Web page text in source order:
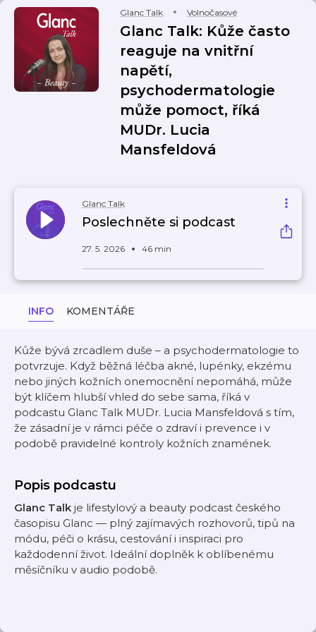
Glanc Talk Volnočasové
Glanc Talk: Kůže často
reaguje na vnitřní
napětí,
psychodermatologie
může pomoct, říká
MUDr. Lucia
Mansfeldová
Glanc Talk
Poslechněte si podcast
27. 5. 2026 46 min
INFO KOMENTÁŘE
Kůže bývá zrcadlem duše – a psychodermatologie to
potvrzuje. Když běžná léčba akné, lupénky, ekzému
nebo jiných kožních onemocnění nepomáhá, může
být klíčem hlubší vhled do sebe sama, říká v
podcastu Glanc Talk MUDr. Lucia Mansfeldová s tím,
že zásadní je v rámci péče o zdraví i prevence i v
podobě pravidelné kontroly kožních znamének.
Popis podcastu
Glanc Talk je lifestylový a beauty podcast českého
časopisu Glanc — plný zajímavých rozhovorů, tipů na
módu, péči o krásu, cestování i inspiraci pro
každodenní život. Ideální doplněk k oblíbenému
měsíčníku v audio podobě.